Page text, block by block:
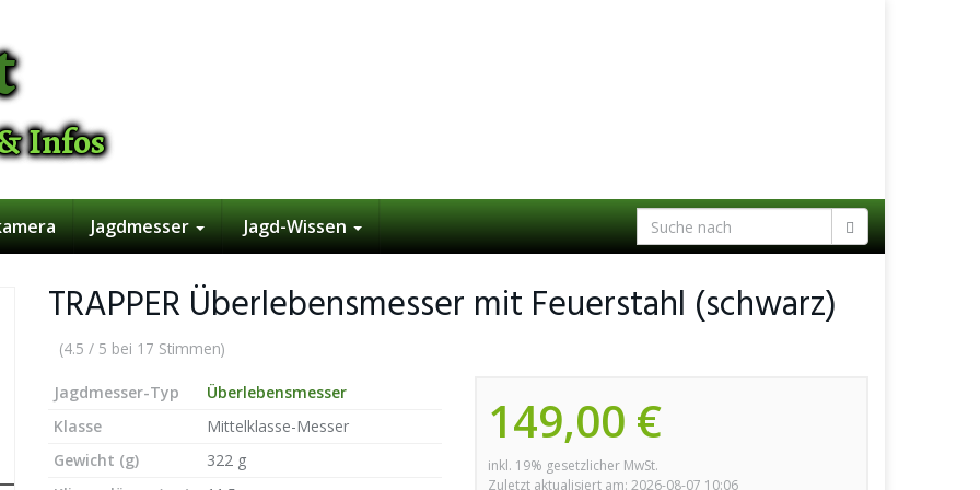
Infos
Jagdmesser Jagd-Wissen
TRAPPER Überlebensmesser mit Feuerstahl (schwarz)
(4.5 / 5 bei 17 Stimmen)
149,00 €
inkl. 19% gesetzlicher MwSt.
Zuletzt aktualisiert am: 2026-08-07 10:06
Jagdmesser-Typ
Überlebensmesser
Klasse
Mittelklasse-Messer
Gewicht (g)
322 g